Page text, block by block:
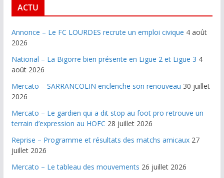
ACTU
Annonce – Le FC LOURDES recrute un emploi civique 4 août
2026
National – La Bigorre bien présente en Ligue 2 et Ligue 3 4
août 2026
Mercato – SARRANCOLIN enclenche son renouveau 30 juillet
2026
Mercato – Le gardien qui a dit stop au foot pro retrouve un
terrain d’expression au HOFC 28 juillet 2026
Reprise – Programme et résultats des matchs amicaux 27
juillet 2026
Mercato – Le tableau des mouvements 26 juillet 2026